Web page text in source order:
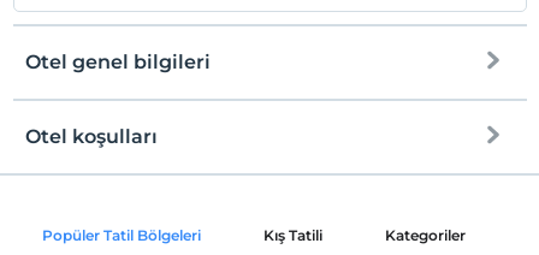
Otel genel bilgileri
Sadece ortak alanlar
Otel koşulları
Check/in
Check/out
Popüler Tatil Bölgeleri Kış Tatili Kategoriler